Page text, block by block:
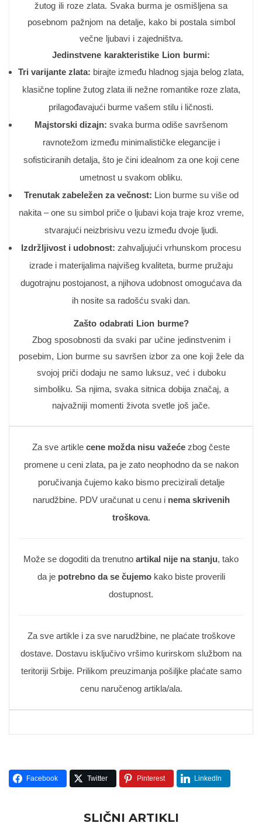
žutog ili roze zlata. Svaka burma je osmišljena sa
posebnom pažnjom na detalje, kako bi postala simbol
večne ljubavi i zajedništva.
Jedinstvene karakteristike Lion burmi:
Tri varijante zlata: birajte između hladnog sjaja belog zlata,
klasične topline žutog zlata ili nežne romantike roze zlata,
prilagođavajući burme vašem stilu i ličnosti.
Majstorski dizajn: svaka burma odiše savršenom
ravnotežom između minimalističke elegancije i
sofisticiranih detalja, što je čini idealnom za one koji cene
umetnost u svakom obliku.
Trenutak zabeležen za večnost: Lion burme su više od
nakita – one su simbol priče o ljubavi koja traje kroz vreme,
stvarajući neizbrisivu vezu između dvoje ljudi.
Izdržljivost i udobnost: zahvaljujući vrhunskom procesu
izrade i materijalima najvišeg kvaliteta, burme pružaju
dugotrajnu postojanost, a njihova udobnost omogućava da
ih nosite sa radošću svaki dan.
Zašto odabrati Lion burme?
Zbog sposobnosti da svaki par učine jedinstvenim i
posebim, Lion burme su savršen izbor za one koji žele da
svojoj priči dodaju ne samo luksuz, već i duboku
simboliku. Sa njima, svaka sitnica dobija značaj, a
najvažniji momenti života svetle još jače.
Za sve artikle cene možda nisu važeće zbog česte
promene u ceni zlata, pa je zato neophodno da se nakon
poručivanja čujemo kako bismo precizirali detalje
narudžbine. PDV uračunat u cenu i nema skrivenih
troškova.
Može se dogoditi da trenutno artikal nije na stanju, tako
da je potrebno da se čujemokako biste proverili
dostupnost.
Za sve artikle i za sve narudžbine, ne plaćate troškove
dostave. Dostavu isključivo vršimo kurirskom službom na
teritoriji Srbije. Prilikom preuzimanja pošiljke plaćate samo
cenu naručenog artikla/ala.
Facebook Twitter Pinterest LinkedIn
SLIČNI ARTIKLI